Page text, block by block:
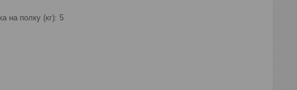
на полку (кг): 5